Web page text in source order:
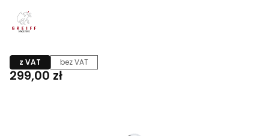
z VAT bez VAT
Cena
299,00 zł